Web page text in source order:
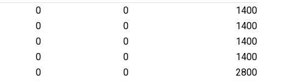
0 0
1400
0 0
1400
0 0
1400
0 0
1400
0 0
2800